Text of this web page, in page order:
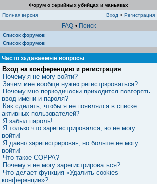
Форум о серийных убийцах и маньяках
Полная версия
Вход • Регистрация
FAQ • Поиск
Список форумов
Список форумов
Часто задаваемые вопросы
Вход на конференцию и регистрация
Почему я не могу войти?
Зачем мне вообще нужно регистрироваться?
Почему мне периодически приходится повторять
ввод имени и пароля?
Как сделать, чтобы я не появлялся в списке
активных пользователей?
Я забыл пароль!
Я только что зарегистрировался, но не могу
войти!
Я давно зарегистрирован, но больше не могу
войти!
Что такое COPPA?
Почему я не могу зарегистрироваться?
Что делает функция «Удалить cookies
конференции»?